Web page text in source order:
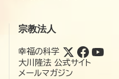
宗教法人
幸福の科学
大川隆法 公式サイト
メールマガジン